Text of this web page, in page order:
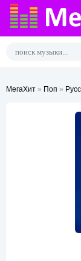
МегаХит » Поп »